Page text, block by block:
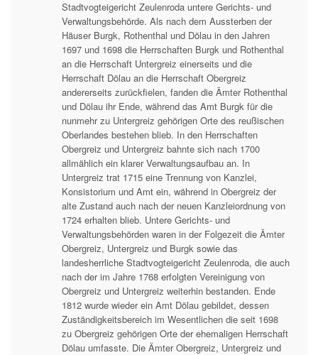
Stadtvogteigericht Zeulenroda untere Gerichts- und
Verwaltungsbehörde. Als nach dem Aussterben der
Häuser Burgk, Rothenthal und Dölau in den Jahren
1697 und 1698 die Herrschaften Burgk und Rothenthal
an die Herrschaft Untergreiz einerseits und die
Herrschaft Dölau an die Herrschaft Obergreiz
andererseits zurückfielen, fanden die Ämter Rothenthal
und Dölau ihr Ende, während das Amt Burgk für die
nunmehr zu Untergreiz gehörigen Orte des reußischen
Oberlandes bestehen blieb. In den Herrschaften
Obergreiz und Untergreiz bahnte sich nach 1700
allmählich ein klarer Verwaltungsaufbau an. In
Untergreiz trat 1715 eine Trennung von Kanzlei,
Konsistorium und Amt ein, während in Obergreiz der
alte Zustand auch nach der neuen Kanzleiordnung von
1724 erhalten blieb. Untere Gerichts- und
Verwaltungsbehörden waren in der Folgezeit die Ämter
Obergreiz, Untergreiz und Burgk sowie das
landesherrliche Stadtvogteigericht Zeulenroda, die auch
nach der im Jahre 1768 erfolgten Vereinigung von
Obergreiz und Untergreiz weiterhin bestanden. Ende
1812 wurde wieder ein Amt Dölau gebildet, dessen
Zuständigkeitsbereich im Wesentlichen die seit 1698
zu Obergreiz gehörigen Orte der ehemaligen Herrschaft
Dölau umfasste. Die Ämter Obergreiz, Untergreiz und